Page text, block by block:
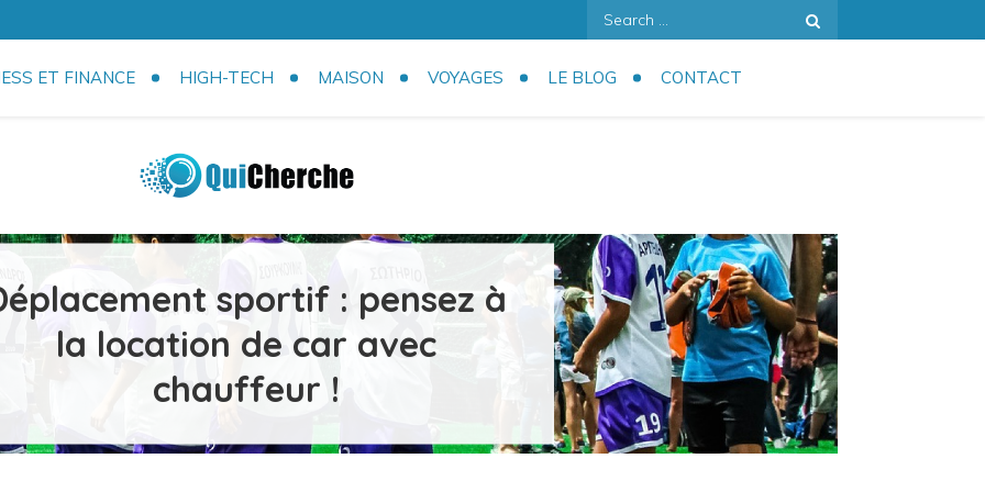
Search
for:
ET FINANCE HIGH-TECH MAISON VOYAGES LE BLOG CONTACT
sportif : pensez à
la location de car avec
chauffeur !